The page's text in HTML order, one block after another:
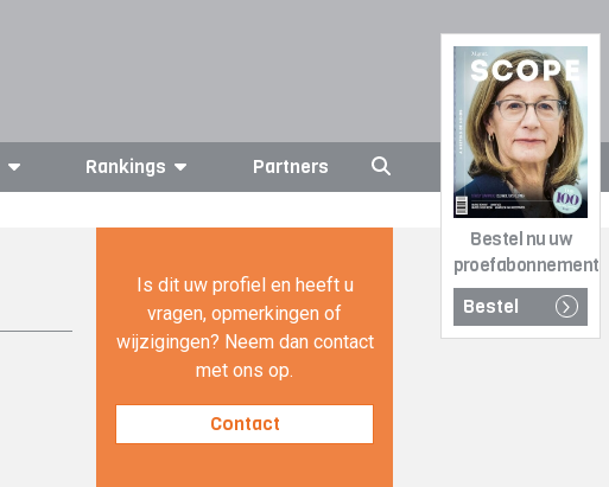
Bestel nu uw
proefabonnement
Bestel
Rankings Partners
Is dit uw profiel en heeft u
vragen, opmerkingen of
wijzigingen? Neem dan contact
met ons op.
Contact